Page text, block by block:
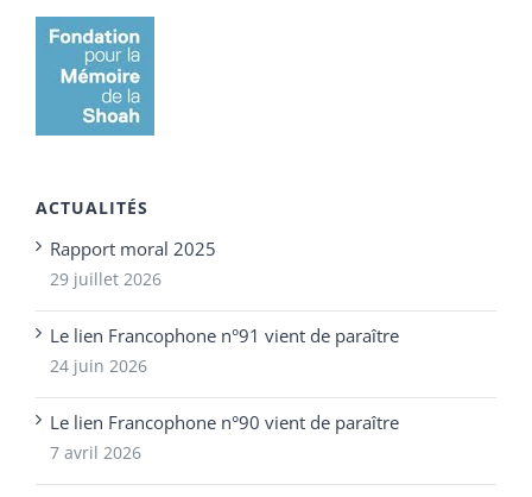
ACTUALITÉS
Rapport moral 2025
29 juillet 2026
Le lien Francophone n°91 vient de paraître
24 juin 2026
Le lien Francophone n°90 vient de paraître
7 avril 2026